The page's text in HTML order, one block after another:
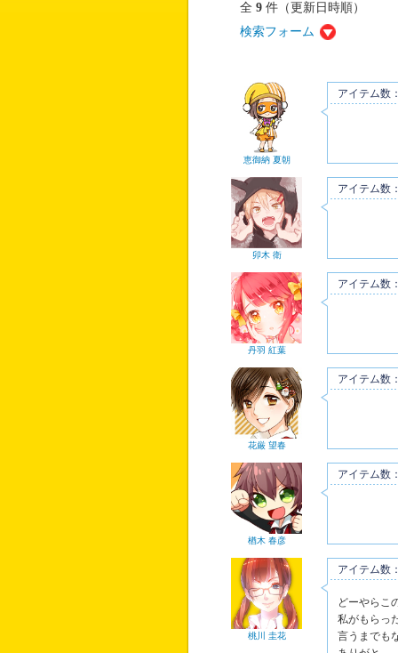
全 9 件（更新日時順）
検索フォーム
恵御納 夏朝
アイテム数
卯木 衛
アイテム数
丹羽 紅葉
アイテム数
花厳 望春
アイテム数
楢木 春彦
アイテム数
桃川 圭花
アイテム数
どーやらこ
私がもらっ
言うまでも